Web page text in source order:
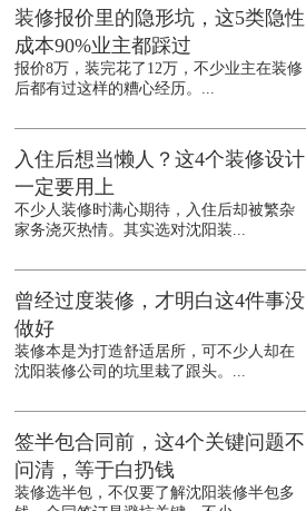
装修报价里的隐形坑，这5类隐性
成本90%业主都踩过
报价8万，装完花了12万，不少业主在装修
后都有过这样的糟心经历。...
入住后想当懒人？这4个装修设计
一定要用上
不少人装修时满心期待，入住后却被繁杂
家务浇灭热情。其实选对沈阳装...
曾经过度装修，才明白这4件事没
做好
装修本是为打造舒适居所，可不少人却在
沈阳装修公司的坑里栽了跟头。...
签半包合同前，这4个关键问题不
问清，等于白扔钱
装修选半包，不仅要了解沈阳装修半包多